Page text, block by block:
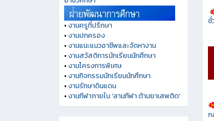
•งานครูที่ปรึกษา
•งานปกครอง
•งานแนะแนวอาชีพและจัดหางาน
•งานสวัสดิการนักเรียนนักศึกษา
•งานโครงการพิเศษ
•งานกิจกรรมนักเรียนนักศึกษา
•งานรักษาดินแดน
•งานกีฬาภายใน 'ลานกีฬา ต้านยาเสพติด'
ชั่
ก